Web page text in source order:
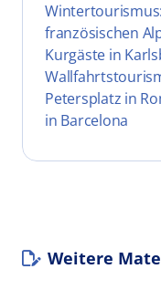
französischen
Kurgäste in
Petersplatz in
in Barcelona
Weitere